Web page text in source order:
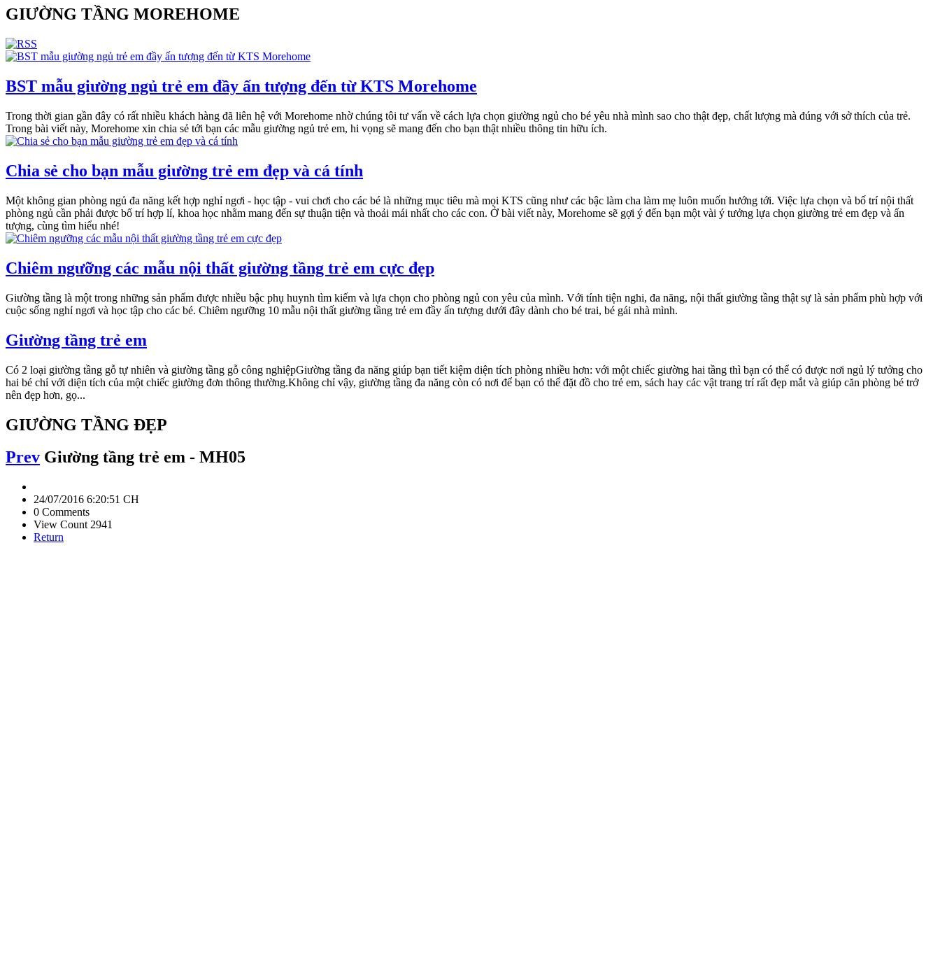
GIƯỜNG TẦNG MOREHOME
BST mẫu giường ngủ trẻ em đầy ấn tượng đến từ KTS Morehome
Trong thời gian gần đây có rất nhiều khách hàng đã liên hệ với Morehome nhờ chúng tôi tư vấn về cách lựa chọn giường ngủ cho bé yêu nhà mình sao cho thật đẹp, chất lượng mà đúng với sở thích của trẻ.
Trong bài viết này, Morehome xin chia sẻ tới bạn các mẫu giường ngủ trẻ em, hi vọng sẽ mang đến cho bạn thật nhiều thông tin hữu ích.
Chia sẻ cho bạn mẫu giường trẻ em đẹp và cá tính
Một không gian phòng ngủ đa năng kết hợp nghỉ ngơi - học tập - vui chơi cho các bé là những mục tiêu mà mọi KTS cũng như các bậc làm cha làm mẹ luôn muốn hướng tới. Việc lựa chọn và bố trí nội thất
phòng ngủ cần phải được bố trí hợp lí, khoa học nhằm mang đến sự thuận tiện và thoải mái nhất cho các con. Ở bài viết này, Morehome sẽ gợi ý đến bạn một vài ý tưởng lựa chọn giường trẻ em đẹp và ấn
tượng, cùng tìm hiểu nhé!
Chiêm ngưỡng các mẫu nội thất giường tầng trẻ em cực đẹp
Giường tầng là một trong những sản phẩm được nhiều bậc phụ huynh tìm kiếm và lựa chọn cho phòng ngủ con yêu của mình. Với tính tiện nghi, đa năng, nội thất giường tầng thật sự là sản phẩm phù hợp với
cuộc sống nghỉ ngơi và học tập cho các bé. Chiêm ngưỡng 10 mẫu nội thất giường tầng trẻ em đầy ấn tượng dưới đây dành cho bé trai, bé gái nhà mình.
Giường tầng trẻ em
Có 2 loại giường tầng gỗ tự nhiên và giường tầng gỗ công nghiệpGiường tầng đa năng giúp bạn tiết kiệm diện tích phòng nhiều hơn: với một chiếc giường hai tầng thì bạn có thể có được nơi ngủ lý tưởng cho
hai bé chỉ với diện tích của một chiếc giường đơn thông thường.Không chỉ vậy, giường tầng đa năng còn có nơi để bạn có thể đặt đồ cho trẻ em, sách hay các vật trang trí rất đẹp mắt và giúp căn phòng bé trở
nên đẹp hơn, gọ...
GIƯỜNG TẦNG ĐẸP
Prev Giường tầng trẻ em - MH05
24/07/2016 6:20:51 CH
0 Comments
View Count 2941
Return